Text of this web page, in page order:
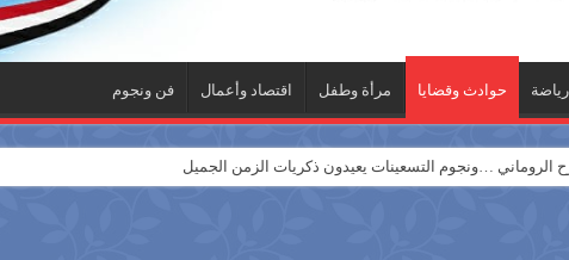
رياضة حوادث وقضايا مرأة وطفل اقتصاد وأعمال فن ونجوم
…ونجوم التسعينات يعيدون ذكريات الزمن الجميل